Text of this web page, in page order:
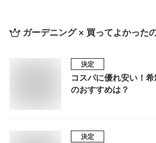
ガーデニング × 買ってよかった
決定
コスパに優れ安い！
のおすすめは？
決定